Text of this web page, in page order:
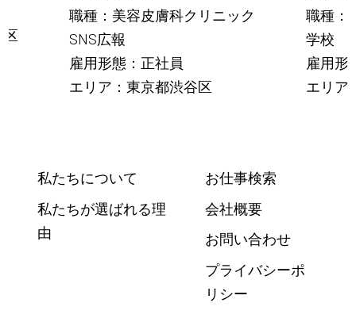
区
職種：美容皮膚科クリニック
SNS広報
雇用形態：正社員
エリア：東京都渋谷区
職種：
学校
雇用形
エリア
私たちについて
私たちが選ばれる理
由
お仕事検索
会社概要
お問い合わせ
プライバシーポ
リシー